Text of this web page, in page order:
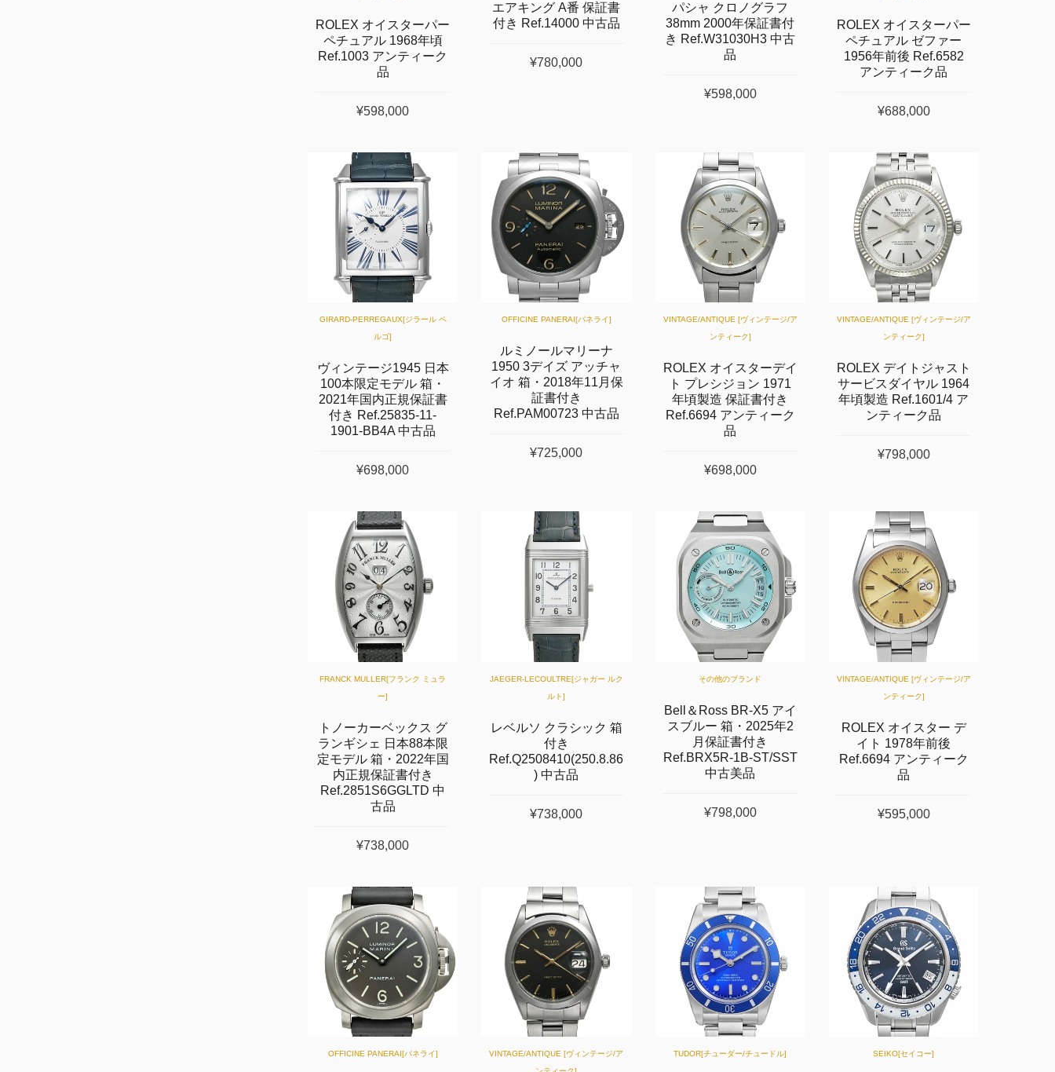
ROLEX オイスターパー
ペチュアル 1968年頃
Ref.1003 アンティーク
品
¥598,000
エアキング A番 保証書
付き Ref.14000 中古品
¥780,000
パシャ クロノグラフ
38mm 2000年保証書付
き Ref.W31030H3 中古
品
¥598,000
ROLEX オイスターパー
ペチュアル ゼファー
1956年前後 Ref.6582
アンティーク品
¥688,000
GIRARD-PERREGAUX[ジラール ペ
ルゴ]
ヴィンテージ1945 日本
100本限定モデル 箱・
2021年国内正規保証書
付き Ref.25835-11-
1901-BB4A 中古品
¥698,000
OFFICINE PANERAI[パネライ]
ルミノールマリーナ
1950 3デイズ アッチャ
イオ 箱・2018年11月保
証書付き
Ref.PAM00723 中古品
¥725,000
VINTAGE/ANTIQUE [ヴィンテージ/ア
ンティーク]
ROLEX オイスターデイ
ト プレシジョン 1971
年頃製造 保証書付き
Ref.6694 アンティーク
品
¥698,000
VINTAGE/ANTIQUE [ヴィンテージ/ア
ンティーク]
ROLEX デイトジャスト
サービスダイヤル 1964
年頃製造 Ref.1601/4 ア
ンティーク品
¥798,000
FRANCK MULLER[フランク ミュラ
ー]
トノーカーベックス グ
ランギシェ 日本88本限
定モデル 箱・2022年国
内正規保証書付き
Ref.2851S6GGLTD 中
古品
¥738,000
JAEGER-LECOULTRE[ジャガー ルク
ルト]
レベルソ クラシック 箱
付き
Ref.Q2508410(250.8.86
) 中古品
¥738,000
その他のブランド
Bell＆Ross BR-X5 アイ
スブルー 箱・2025年2
月保証書付き
Ref.BRX5R-1B-ST/SST
中古美品
¥798,000
VINTAGE/ANTIQUE [ヴィンテージ/ア
ンティーク]
ROLEX オイスター デ
イト 1978年前後
Ref.6694 アンティーク
品
¥595,000
OFFICINE PANERAI[パネライ]
VINTAGE/ANTIQUE [ヴィンテージ/ア
TUDOR[チューダー/チュードル] SEIKO[セイコー]